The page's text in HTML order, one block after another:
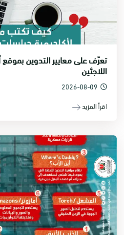
تعرّف على معايير التدوين
اللاجئين
2026-08-09
اقرأ المزيد